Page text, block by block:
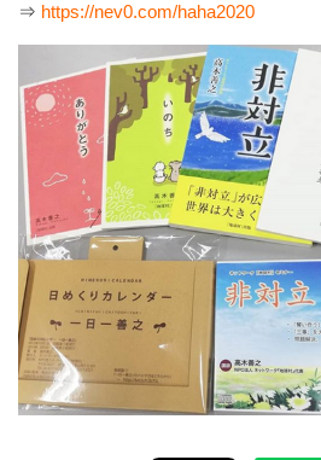
⇒ https://nev0.com/haha2020